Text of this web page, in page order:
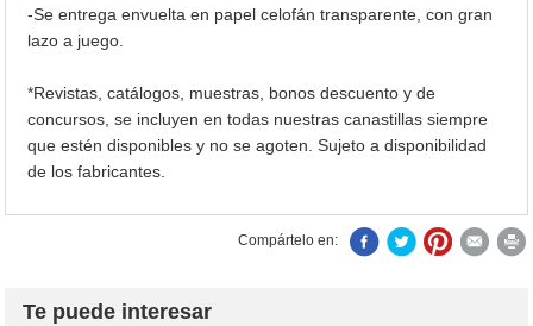
-Se entrega envuelta en papel celofán transparente, con gran
lazo a juego.
*Revistas, catálogos, muestras, bonos descuento y de
concursos, se incluyen en todas nuestras canastillas siempre
que estén disponibles y no se agoten. Sujeto a disponibilidad
de los fabricantes.
Compártelo en:
Te puede interesar